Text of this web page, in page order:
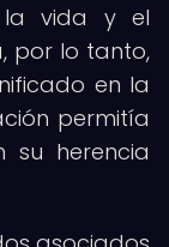
la vida y el
por lo tanto,
en la
permitía
su herencia